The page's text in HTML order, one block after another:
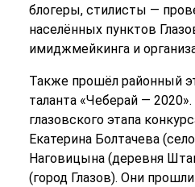
блогеры, стилисты —
населённых пунктов
имиджмейкинга и
Также прошёл районный
таланта «Чеберай —
глазовского этапа
Екатерина Болтачева
Наговицына (деревня
(город Глазов). Они